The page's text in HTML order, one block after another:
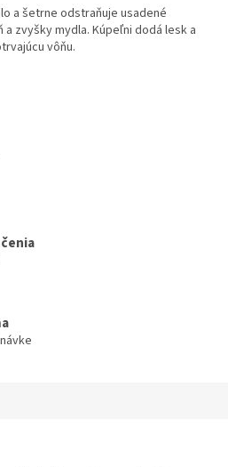
a šetrne odstraňuje usadené
zvyšky mydla. Kúpeľni dodá lesk a
vôňu.